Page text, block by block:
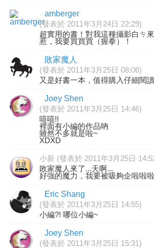
amberger
(發表於 2011年3月24日 22:29)
超實用的書！對我這種攝影白ㄘ
惹，我要買買買（握拳）！
敗家魔人
(發表於 2011年3月25日 08:06)
又是好書一本，值得購入仔細閱
Joey Shen
(發表於 2011年3月25日 14:46)
嘻嘻!!
裡面有小編的作品吶
雖然不多就是啦~
XDXD
小新 (發表於 2011年3月25日
敗家魔人來了...天啊...
好強的魔力，我要被吸夠企啦啦
Eric Shang
(發表於 2011年3月25日 14:55)
小編?! 哪位小編~
Joey Shen
(發表於 2011年3月25日 15:31)